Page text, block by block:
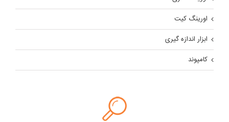
اورینگ کیت
ابزار اندازه گیری
کامپوند